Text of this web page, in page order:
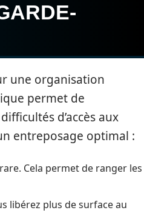
une organisation
permet de
d’accès aux
entreposage optimal :
Cela permet de ranger les
libérez plus de surface au